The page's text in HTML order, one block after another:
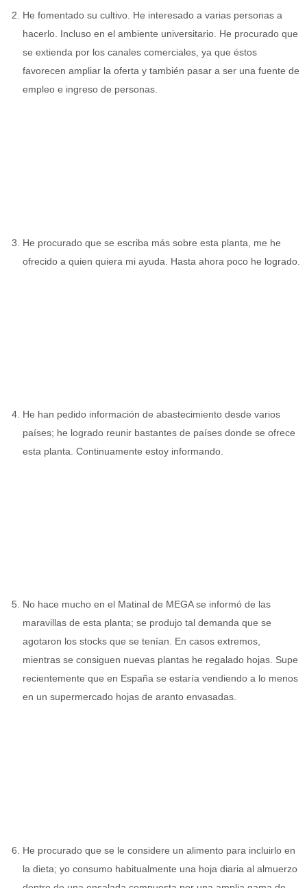
He fomentado su cultivo. He interesado a varias personas a
hacerlo. Incluso en el ambiente universitario. He procurado que
se extienda por los canales comerciales, ya que éstos
favorecen ampliar la oferta y también pasar a ser una fuente de
empleo e ingreso de personas.
He procurado que se escriba más sobre esta planta, me he
ofrecido a quien quiera mi ayuda. Hasta ahora poco he logrado.
He han pedido información de abastecimiento desde varios
países; he logrado reunir bastantes de países donde se ofrece
esta planta. Continuamente estoy informando.
No hace mucho en el Matinal de MEGA se informó de las
maravillas de esta planta; se produjo tal demanda que se
agotaron los stocks que se tenían. En casos extremos,
mientras se consiguen nuevas plantas he regalado hojas. Supe
recientemente que en España se estaría vendiendo a lo menos
en un supermercado hojas de aranto envasadas.
He procurado que se le considere un alimento para incluirlo en
la dieta; yo consumo habitualmente una hoja diaria al almuerzo